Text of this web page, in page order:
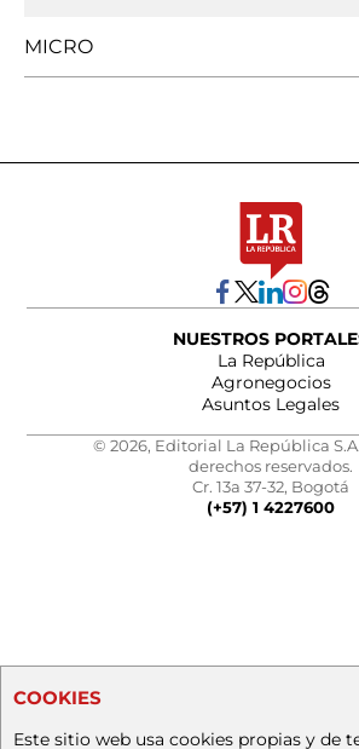
MICRO
NUESTROS
La República
Agronegocios
Asuntos Legales
© 2026, Editorial La República
derechos reservados.
Cr. 13a 37-32, Bogotá
(+57) 1 4227600
COOKIES
Este sitio web usa cookies propias y de